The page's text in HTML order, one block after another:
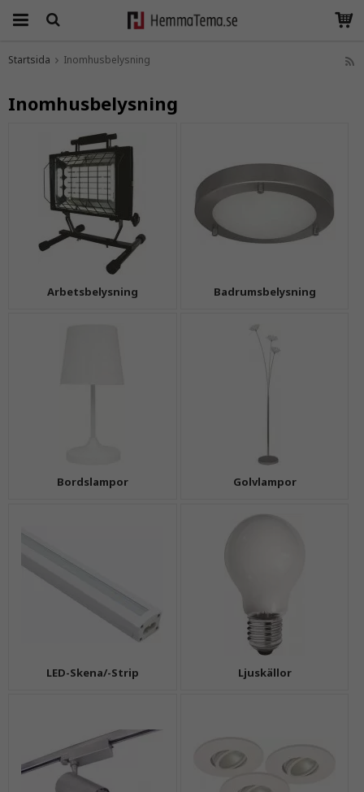
Startsida Inomhusbelysning
Inomhusbelysning
Arbetsbelysning Badrumsbelysning
Bordslampor Golvlampor
LED-Skena/-Strip Ljuskällor